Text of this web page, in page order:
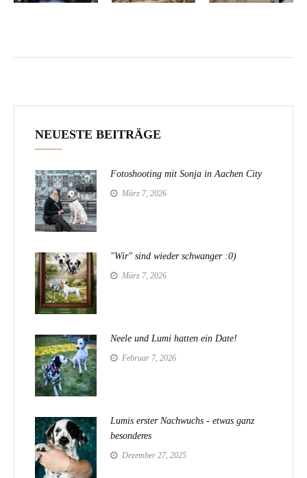
NEUESTE BEITRÄGE
Fotoshooting mit Sonja in Aachen City
März 7, 2026
"Wir" sind wieder schwanger :0)
März 7, 2026
Neele und Lumi hatten ein Date!
Februar 7, 2026
Lumis erster Nachwuchs - etwas ganz
besonderes
Dezember 27, 2025